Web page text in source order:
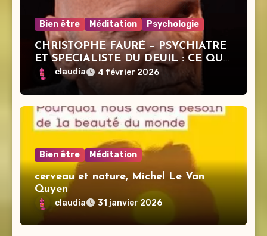
Bien être Méditation Psychologie
CHRISTOPHE FAURÉ – PSYCHIATRE
ET SPECIALISTE DU DEUIL : CE QUE
PERSONNE N’OSE DIRE SUR LA
claudia 4 février 2026
Bien être Méditation
cerveau et nature, Michel Le Van
Quyen
claudia 31 janvier 2026